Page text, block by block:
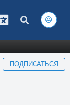
ПОДПИСАТЬСЯ